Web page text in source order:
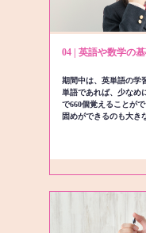
04 | 英語や数学の
期間中は、英単語の学
単語であれば、少なめ
で660個覚えることが
固めができるのも大き